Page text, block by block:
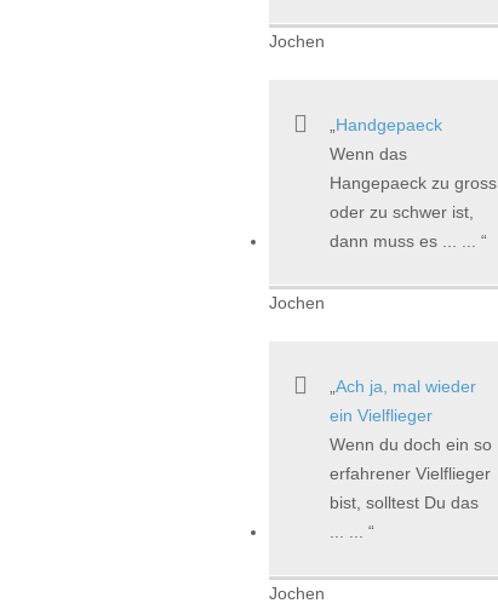
Jochen
Handgepaeck
Wenn das
Hangepaeck zu gross
oder zu schwer ist,
dann muss es ... ...
Jochen
Ach ja, mal wieder
ein Vielflieger
Wenn du doch ein so
erfahrener Vielflieger
bist, solltest Du das
Jochen